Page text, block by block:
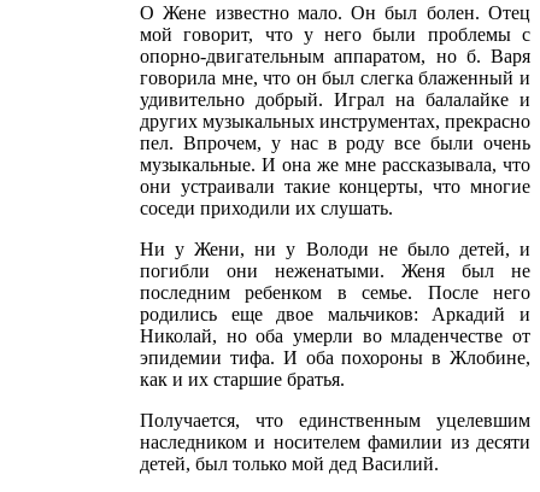
О Жене известно мало. Он был болен. Отец
мой говорит, что у него были проблемы с
опорно-двигательным аппаратом, но б. Варя
говорила мне, что он был слегка блаженный и
удивительно добрый. Играл на балалайке и
других музыкальных инструментах, прекрасно
пел. Впрочем, у нас в роду все были очень
музыкальные. И она же мне рассказывала, что
они устраивали такие концерты, что многие
соседи приходили их слушать.
Ни у Жени, ни у Володи не было детей, и
погибли они неженатыми. Женя был не
последним ребенком в семье. После него
родились еще двое мальчиков: Аркадий и
Николай, но оба умерли во младенчестве от
эпидемии тифа. И оба похороны в Жлобине,
как и их старшие братья.
Получается, что единственным уцелевшим
наследником и носителем фамилии из десяти
детей, был только мой дед Василий.